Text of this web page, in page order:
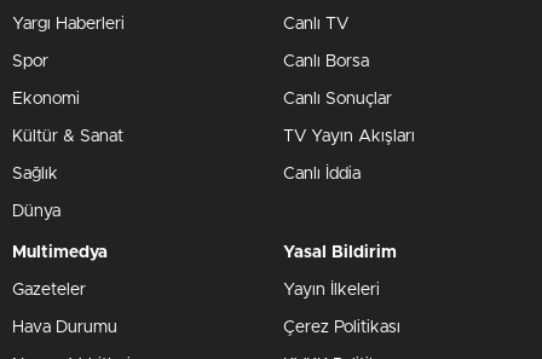
Yargı Haberleri
Spor
Ekonomi
Kültür & Sanat
Sağlık
Dünya
Canlı TV
Canlı Borsa
Canlı Sonuçlar
TV Yayın Akışları
Canlı İddia
Multimedya
Gazeteler
Hava Durumu
Yasal Bildirim
Yayın İlkeleri
Çerez Politikası